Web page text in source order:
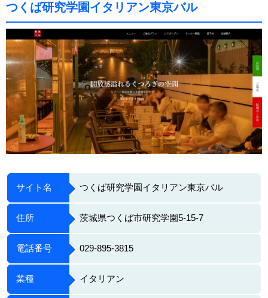
つくば研究学園イタリアン東京バル
サイト名 つくば研究学園イタリアン東京バル
住所 茨城県つくば市研究学園5-15-7
電話番号 029-895-3815
業種 イタリアン